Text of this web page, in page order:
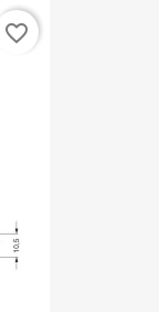
favorite_border